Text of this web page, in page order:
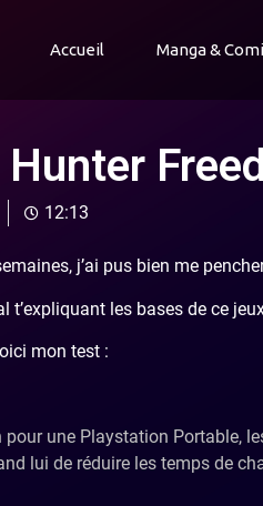
Accueil Manga &
12:13
j’ai pus bien me
les bases de ce
mon test :
une Playstation Portable,
lui de réduire les temps de